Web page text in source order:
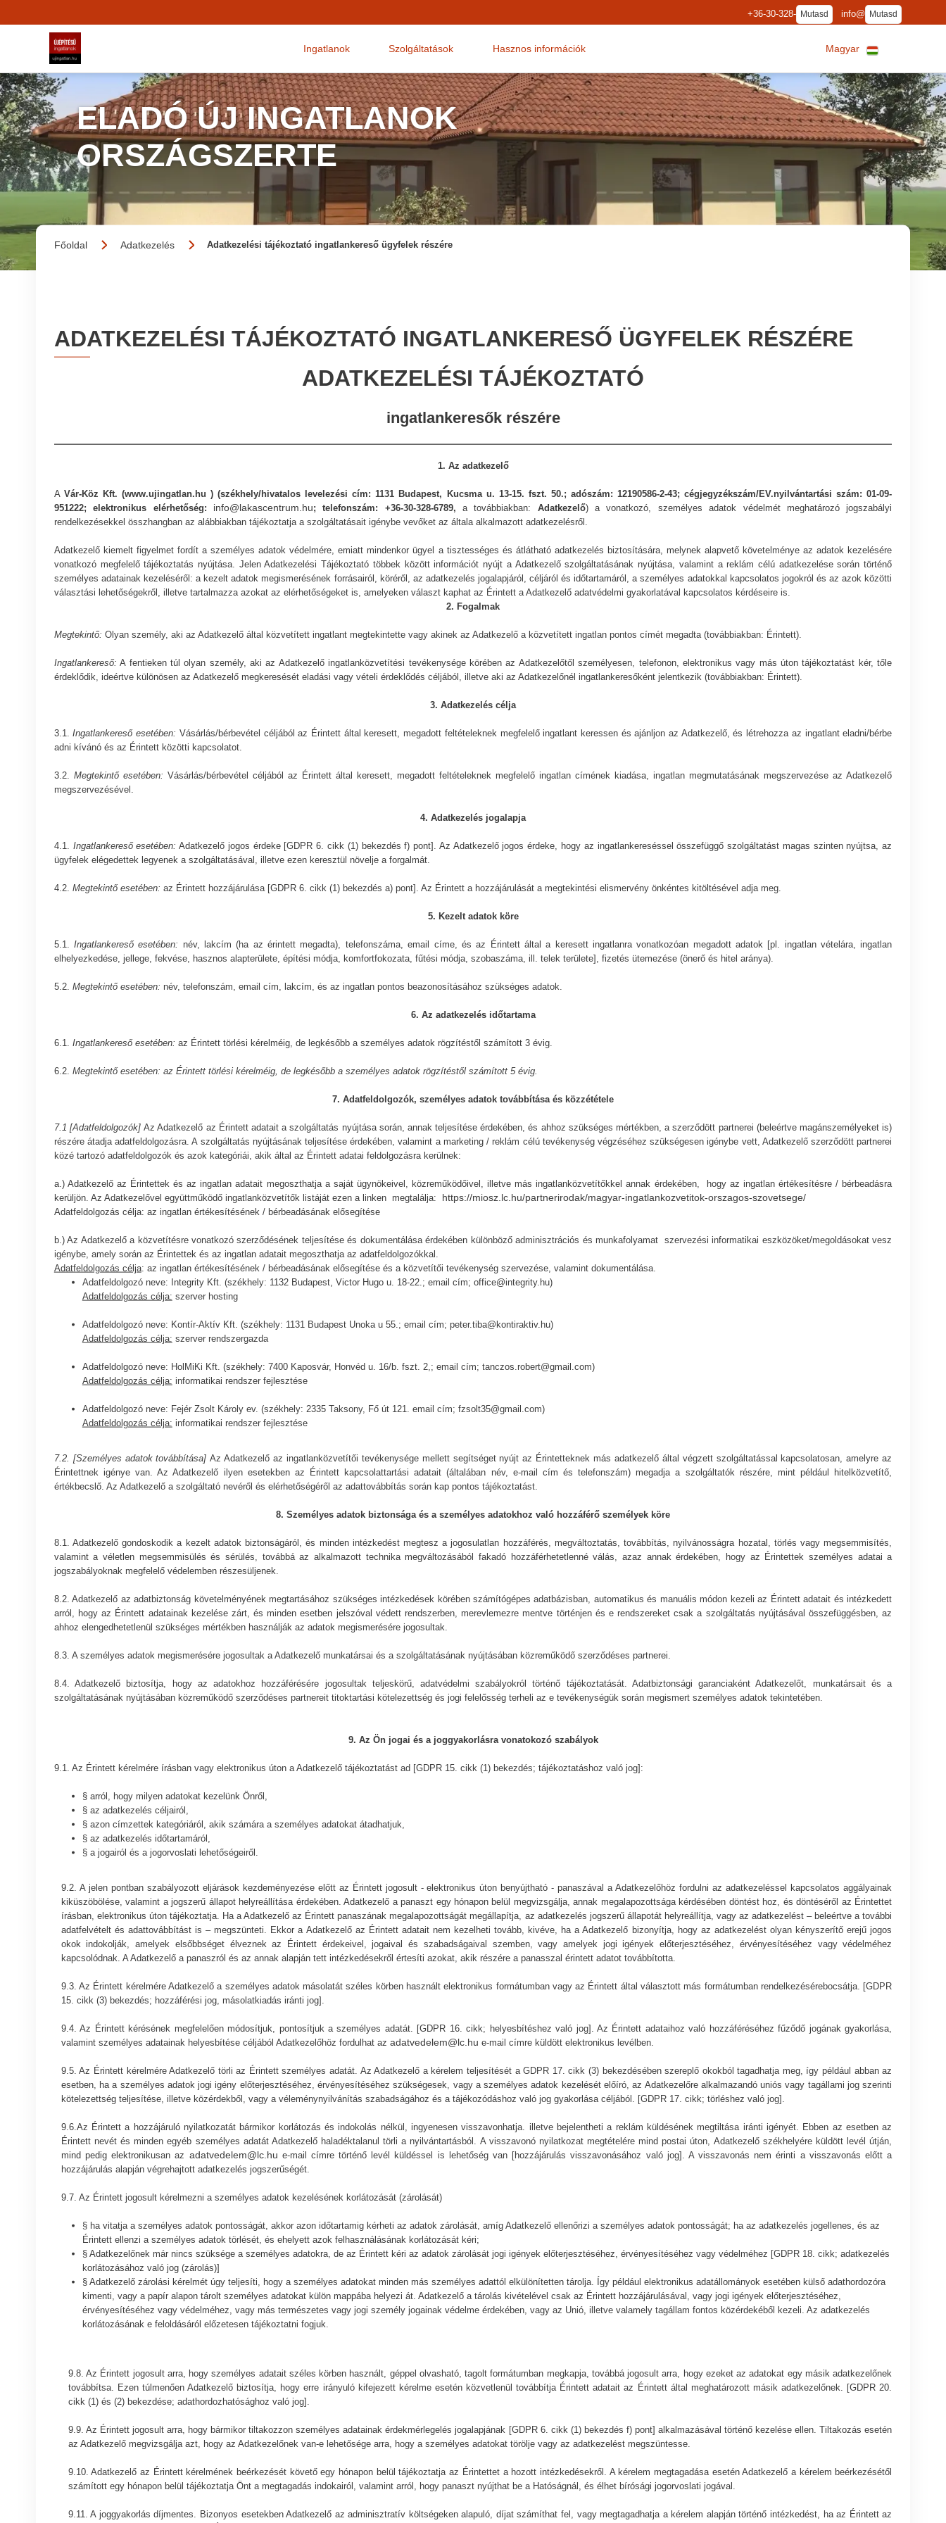
+36-30-328- Mutasd info@ Mutasd
Ingatlanok Szolgáltatások Hasznos információk Magyar
ELADÓ ÚJ INGATLANOK
ORSZÁGSZERTE
Főoldal Adatkezelés Adatkezelési tájékoztató ingatlankereső ügyfelek részére
ADATKEZELÉSI TÁJÉKOZTATÓ INGATLANKERESŐ ÜGYFELEK RÉSZÉRE
ADATKEZELÉSI TÁJÉKOZTATÓ
ingatlankeresők részére
1. Az adatkezelő
A Vár-Köz Kft. (www.ujingatlan.hu ) (székhely/hivatalos levelezési cím: 1131 Budapest, Kucsma u. 13-15. fszt. 50.; adószám: 12190586-2-43; cégjegyzékszám/EV.nyilvántartási szám:01-09-
951222; elektronikus elérhetőség: info@lakascentrum.hu; telefonszám: +36-30-328-6789, a továbbiakban: Adatkezelő) a vonatkozó, személyes adatok védelmét meghatározó jogszabályi
rendelkezésekkel összhangban az alábbiakban tájékoztatja a szolgáltatásait igénybe vevőket az általa alkalmazott adatkezelésről.
Adatkezelő kiemelt figyelmet fordít a személyes adatok védelmére, emiatt mindenkor ügyel a tisztességes és átlátható adatkezelés biztosítására, melynek alapvető követelménye az adatok kezelésére
vonatkozó megfelelő tájékoztatás nyújtása. Jelen Adatkezelési Tájékoztató többek között információt nyújt a Adatkezelő szolgáltatásának nyújtása, valamint a reklám célú adatkezelése során történő
személyes adatainak kezeléséről: a kezelt adatok megismerésének forrásairól, köréről, az adatkezelés jogalapjáról, céljáról és időtartamáról, a személyes adatokkal kapcsolatos jogokról és az azok közötti
választási lehetőségekről, illetve tartalmazza azokat az elérhetőségeket is, amelyeken választ kaphat az Érintett a Adatkezelő adatvédelmi gyakorlatával kapcsolatos kérdéseire is.
2. Fogalmak
Megtekintő: Olyan személy, aki az Adatkezelő által közvetített ingatlant megtekintette vagy akinek az Adatkezelő a közvetített ingatlan pontos címét megadta (továbbiakban: Érintett).
Ingatlankereső: A fentieken túl olyan személy, aki az Adatkezelő ingatlanközvetítési tevékenysége körében az Adatkezelőtől személyesen, telefonon, elektronikus vagy más úton tájékoztatást kér, tőle
érdeklődik, ideértve különösen az Adatkezelő megkeresését eladási vagy vételi érdeklődés céljából, illetve aki az Adatkezelőnél ingatlankeresőként jelentkezik (továbbiakban: Érintett).
3. Adatkezelés célja
3.1.Ingatlankereső esetében: Vásárlás/bérbevétel céljából az Érintett által keresett, megadott feltételeknek megfelelő ingatlant keressen és ajánljon az Adatkezelő, és létrehozza az ingatlant eladni/bérbe
adni kívánó és az Érintett közötti kapcsolatot.
3.2. Megtekintő esetében: Vásárlás/bérbevétel céljából az Érintett által keresett, megadott feltételeknek megfelelő ingatlan címének kiadása, ingatlan megmutatásának megszervezése az Adatkezelő
megszervezésével.
4. Adatkezelés jogalapja
4.1. Ingatlankereső esetében: Adatkezelő jogos érdeke [GDPR 6. cikk (1) bekezdés f) pont]. Az Adatkezelő jogos érdeke, hogy az ingatlankereséssel összefüggő szolgáltatást magas szinten nyújtsa, az
ügyfelek elégedettek legyenek a szolgáltatásával, illetve ezen keresztül növelje a forgalmát.
4.2. Megtekintő esetében: az Érintett hozzájárulása [GDPR 6. cikk (1) bekezdés a) pont]. Az Érintett a hozzájárulását a megtekintési elismervény önkéntes kitöltésével adja meg.
5. Kezelt adatok köre
5.1.Ingatlankereső esetében: név, lakcím (ha az érintett megadta), telefonszáma, email címe, és az Érintett által a keresett ingatlanra vonatkozóan megadott adatok [pl. ingatlan vételára, ingatlan
elhelyezkedése, jellege, fekvése, hasznos alapterülete, építési módja, komfortfokozata, fűtési módja, szobaszáma, ill. telek területe], fizetés ütemezése (önerő és hitel aránya).
5.2. Megtekintő esetében: név, telefonszám, email cím, lakcím, és az ingatlan pontos beazonosításához szükséges adatok.
6. Az adatkezelés időtartama
6.1. Ingatlankereső esetében: az Érintett törlési kérelméig, de legkésőbb a személyes adatok rögzítéstől számított 3 évig.
6.2. Megtekintő esetében: az Érintett törlési kérelméig, de legkésőbb a személyes adatok rögzítéstől számított 5 évig.
7. Adatfeldolgozók, személyes adatok továbbítása és közzététele
7.1 [Adatfeldolgozók]Az Adatkezelő az Érintett adatait a szolgáltatás nyújtása során, annak teljesítése érdekében, és ahhoz szükséges mértékben, a szerződött partnerei (beleértve magánszemélyeket is)
részére átadja adatfeldolgozásra. A szolgáltatás nyújtásának teljesítése érdekében, valamint a marketing / reklám célú tevékenység végzéséhez szükségesen igénybe vett, Adatkezelő szerződött partnerei
közé tartozó adatfeldolgozók és azok kategóriái, akik által az Érintett adatai feldolgozásra kerülnek:
a.) Adatkezelő az Érintettek és az ingatlan adatait megoszthatja a saját ügynökeivel, közreműködőivel, illetve más ingatlanközvetítőkkel annak érdekében, hogy az ingatlan értékesítésre / bérbeadásra
kerüljön. Az Adatkezelővel együttműködő ingatlanközvetítők listáját ezen a linken megtalálja: https://miosz.lc.hu/partnerirodak/magyar-ingatlankozvetitok-orszagos-szovetsege/
Adatfeldolgozás célja: az ingatlan értékesítésének / bérbeadásának elősegítése
b.) Az Adatkezelő a közvetítésre vonatkozó szerződésének teljesítése és dokumentálása érdekében különböző adminisztrációs és munkafolyamat szervezési informatikai eszközöket/megoldásokat vesz
igénybe, amely során az Érintettek és az ingatlan adatait megoszthatja az adatfeldolgozókkal.
Adatfeldolgozás célja: az ingatlan értékesítésének / bérbeadásának elősegítése és a közvetítői tevékenység szervezése, valamint dokumentálása.
Adatfeldolgozó neve: Integrity Kft. (székhely: 1132 Budapest, Victor Hugo u. 18-22.; email cím; office@integrity.hu)
Adatfeldolgozás célja: szerver hosting
Adatfeldolgozó neve: Kontír-Aktív Kft. (székhely: 1131 Budapest Unoka u 55.; email cím; peter.tiba@kontiraktiv.hu)
Adatfeldolgozás célja: szerver rendszergazda
Adatfeldolgozó neve: HolMiKi Kft. (székhely: 7400 Kaposvár, Honvéd u. 16/b. fszt. 2,; email cím; tanczos.robert@gmail.com)
Adatfeldolgozás célja: informatikai rendszer fejlesztése
Adatfeldolgozó neve: Fejér Zsolt Károly ev. (székhely: 2335 Taksony, Fő út 121. email cím; fzsolt35@gmail.com)
Adatfeldolgozás célja: informatikai rendszer fejlesztése
7.2. [Személyes adatok továbbítása]Az Adatkezelő az ingatlanközvetítői tevékenysége mellett segítséget nyújt az Érintetteknek más adatkezelő által végzett szolgáltatással kapcsolatosan, amelyre az
Érintettnek igénye van. Az Adatkezelő ilyen esetekben az Érintett kapcsolattartási adatait (általában név, e-mail cím és telefonszám) megadja a szolgáltatók részére, mint például hitelközvetítő,
értékbecslő. Az Adatkezelő a szolgáltató nevéről és elérhetőségéről az adattovábbítás során kap pontos tájékoztatást.
8. Személyes adatok biztonsága és a személyes adatokhoz való hozzáférő személyek köre
8.1. Adatkezelő gondoskodik a kezelt adatok biztonságáról, és minden intézkedést megtesz a jogosulatlan hozzáférés, megváltoztatás, továbbítás, nyilvánosságra hozatal, törlés vagy megsemmisítés,
valamint a véletlen megsemmisülés és sérülés, továbbá az alkalmazott technika megváltozásából fakadó hozzáférhetetlenné válás, azaz annak érdekében, hogy az Érintettek személyes adatai a
jogszabályoknak megfelelő védelemben részesüljenek.
8.2. Adatkezelő az adatbiztonság követelményének megtartásához szükséges intézkedések körében számítógépes adatbázisban, automatikus és manuális módon kezeli az Érintett adatait és intézkedett
arról, hogy az Érintett adatainak kezelése zárt, és minden esetben jelszóval védett rendszerben, merevlemezre mentve történjen és e rendszereket csak a szolgáltatás nyújtásával összefüggésben, az
ahhoz elengedhetetlenül szükséges mértékben használják az adatok megismerésére jogosultak.
8.3. A személyes adatok megismerésére jogosultak a Adatkezelő munkatársai és a szolgáltatásának nyújtásában közreműködő szerződéses partnerei.
8.4. Adatkezelő biztosítja, hogy az adatokhoz hozzáférésére jogosultak teljeskörű, adatvédelmi szabályokról történő tájékoztatását. Adatbiztonsági garanciaként Adatkezelőt, munkatársait és a
szolgáltatásának nyújtásában közreműködő szerződéses partnereit titoktartási kötelezettség és jogi felelősség terheli az e tevékenységük során megismert személyes adatok tekintetében.
9. Az Ön jogai és a joggyakorlásra vonatokozó szabályok
9.1. Az Érintett kérelmére írásban vagy elektronikus úton a Adatkezelő tájékoztatást ad [GDPR 15. cikk (1) bekezdés; tájékoztatáshoz való jog]:
§ arról, hogy milyen adatokat kezelünk Önről,
§ az adatkezelés céljairól,
§ azon címzettek kategóriáról, akik számára a személyes adatokat átadhatjuk,
§ az adatkezelés időtartamáról,
§ a jogairól és a jogorvoslati lehetőségeiről.
9.2. A jelen pontban szabályozott eljárások kezdeményezése előtt az Érintett jogosult - elektronikus úton benyújtható - panaszával a Adatkezelőhöz fordulni az adatkezeléssel kapcsolatos aggályainak
kiküszöbölése, valamint a jogszerű állapot helyreállítása érdekében. Adatkezelő a panaszt egy hónapon belül megvizsgálja, annak megalapozottsága kérdésében döntést hoz, és döntéséről az Érintettet
írásban, elektronikus úton tájékoztatja. Ha a Adatkezelő az Érintett panaszának megalapozottságát megállapítja, az adatkezelés jogszerű állapotát helyreállítja, vagy az adatkezelést – beleértve a további
adatfelvételt és adattovábbítást is – megszünteti. Ekkor a Adatkezelő az Érintett adatait nem kezelheti tovább, kivéve, ha a Adatkezelő bizonyítja, hogy az adatkezelést olyan kényszerítő erejű jogos
okok indokolják, amelyek elsőbbséget élveznek az Érintett érdekeivel, jogaival és szabadságaival szemben, vagy amelyek jogi igények előterjesztéséhez, érvényesítéséhez vagy védelméhez
kapcsolódnak. A Adatkezelő a panaszról és az annak alapján tett intézkedésekről értesíti azokat, akik részére a panasszal érintett adatot továbbította.
9.3. Az Érintett kérelmére Adatkezelő a személyes adatok másolatát széles körben használt elektronikus formátumban vagy az Érintett által választott más formátumban rendelkezésérebocsátja. [GDPR
15. cikk (3) bekezdés; hozzáférési jog, másolatkiadás iránti jog].
9.4. Az Érintett kérésének megfelelően módosítjuk, pontosítjuk a személyes adatát. [GDPR 16. cikk; helyesbítéshez való jog]. Az Érintett adataihoz való hozzáféréséhez fűződő jogának gyakorlása,
valamint személyes adatainak helyesbítése céljából Adatkezelőhöz fordulhat az adatvedelem@lc.hu e-mail címre küldött elektronikus levélben.
9.5. Az Érintett kérelmére Adatkezelő törli az Érintett személyes adatát. Az Adatkezelő a kérelem teljesítését a GDPR 17. cikk (3) bekezdésében szereplő okokból tagadhatja meg, így például abban az
esetben, ha a személyes adatok jogi igény előterjesztéséhez, érvényesítéséhez szükségesek, vagy a személyes adatok kezelését előíró, az Adatkezelőre alkalmazandó uniós vagy tagállami jog szerinti
kötelezettség teljesítése, illetve közérdekből, vagy a véleménynyilvánítás szabadságához és a tájékozódáshoz való jog gyakorlása céljából. [GDPR 17. cikk; törléshez való jog].
9.6.Az Érintett a hozzájáruló nyilatkozatát bármikor korlátozás és indokolás nélkül, ingyenesen visszavonhatja. illetve bejelentheti a reklám küldésének megtiltása iránti igényét. Ebben az esetben az
Érintett nevét és minden egyéb személyes adatát Adatkezelő haladéktalanul törli a nyilvántartásból. A visszavonó nyilatkozat megtételére mind postai úton, Adatkezelő székhelyére küldött levél útján,
mind pedig elektronikusan az adatvedelem@lc.hu e-mail címre történő levél küldéssel is lehetőség van [hozzájárulás visszavonásához való jog]. A visszavonás nem érinti a visszavonás előtt a
hozzájárulás alapján végrehajtott adatkezelés jogszerűségét.
9.7. Az Érintett jogosult kérelmezni a személyes adatok kezelésének korlátozását (zárolását)
§ ha vitatja a személyes adatok pontosságát, akkor azon időtartamig kérheti az adatok zárolását, amíg Adatkezelő ellenőrizi a személyes adatok pontosságát; ha az adatkezelés jogellenes, és az
Érintett ellenzi a személyes adatok törlését, és ehelyett azok felhasználásának korlátozását kéri;
§ Adatkezelőnek már nincs szüksége a személyes adatokra, de az Érintett kéri az adatok zárolását jogi igények előterjesztéséhez, érvényesítéséhez vagy védelméhez [GDPR 18. cikk; adatkezelés
korlátozásához való jog (zárolás)]
§ Adatkezelő zárolási kérelmét úgy teljesíti, hogy a személyes adatokat minden más személyes adattól elkülönítetten tárolja. Így például elektronikus adatállományok esetében külső adathordozóra
kimenti, vagy a papír alapon tárolt személyes adatokat külön mappába helyezi át. Adatkezelő a tárolás kivételével csak az Érintett hozzájárulásával, vagy jogi igények előterjesztéséhez,
érvényesítéséhez vagy védelméhez, vagy más természetes vagy jogi személy jogainak védelme érdekében, vagy az Unió, illetve valamely tagállam fontos közérdekéből kezeli. Az adatkezelés
korlátozásának e feloldásáról előzetesen tájékoztatni fogjuk.
9.8. Az Érintett jogosult arra, hogy személyes adatait széles körben használt, géppel olvasható, tagolt formátumban megkapja, továbbá jogosult arra, hogy ezeket az adatokat egy másik adatkezelőnek
továbbítsa. Ezen túlmenően Adatkezelő biztosítja, hogy erre irányuló kifejezett kérelme esetén közvetlenül továbbítja Érintett adatait az Érintett által meghatározott másik adatkezelőnek. [GDPR 20.
cikk (1) és (2) bekezdése; adathordozhatósághoz való jog].
9.9. Az Érintett jogosult arra, hogy bármikor tiltakozzon személyes adatainak érdekmérlegelés jogalapjának [GDPR 6. cikk (1) bekezdés f) pont] alkalmazásával történő kezelése ellen. Tiltakozás esetén
az Adatkezelő megvizsgálja azt, hogy az Adatkezelőnek van-e lehetősége arra, hogy a személyes adatokat törölje vagy az adatkezelést megszüntesse.
9.10. Adatkezelő az Érintett kérelmének beérkezését követő egy hónapon belül tájékoztatja az Érintettet a hozott intézkedésekről. A kérelem megtagadása esetén Adatkezelő a kérelem beérkezésétől
számított egy hónapon belül tájékoztatja Önt a megtagadás indokairól, valamint arról, hogy panaszt nyújthat be a Hatóságnál, és élhet bírósági jogorvoslati jogával.
9.11. A joggyakorlás díjmentes. Bizonyos esetekben Adatkezelő az adminisztratív költségeken alapuló, díjat számíthat fel, vagy megtagadhatja a kérelem alapján történő intézkedést, ha az Érintett az